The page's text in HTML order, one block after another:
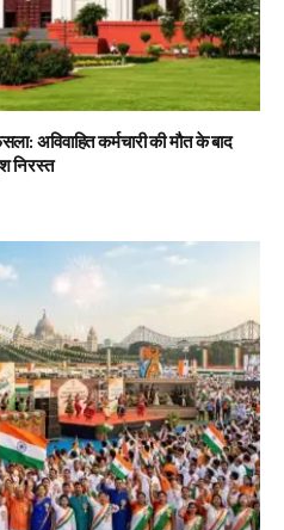
अविवाहित कर्मचारी की मौत के बाद
निरस्त